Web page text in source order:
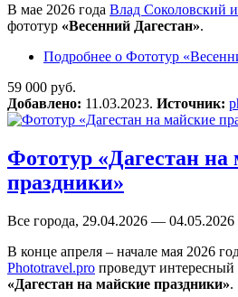
В мае 2026 года Влад Соколовский
фототур «Весенний Дагестан».
Подробнее о Фототур
59 000 руб.
Добавлено: 11.03.2023. Источник:
Фототур «Дагестан на
праздники»
Все города, 29.04.2026 — 04.05.2026
В конце апреля – начале мая 2026
Phototravel.pro проведут
«Дагестан на майские праздники».